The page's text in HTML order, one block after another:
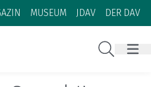
Zum Inhalt
Zur Footer-Navigation
MUSEUM JDAV DER DAV